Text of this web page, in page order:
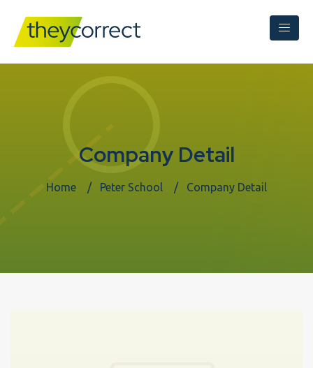
Company Detail
Home Peter School Company Detail